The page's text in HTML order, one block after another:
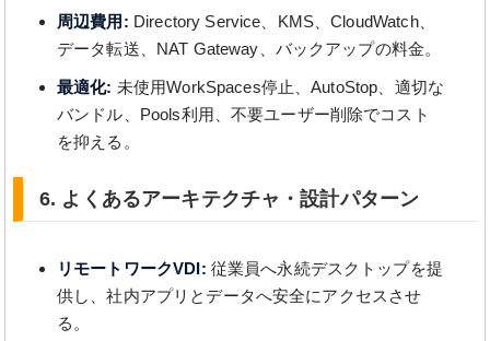
周辺費用: Directory Service、KMS、CloudWatch、
データ転送、NAT Gateway、バックアップの料金。
最適化: 未使用WorkSpaces停止、AutoStop、適切な
バンドル、Pools利用、不要ユーザー削除でコスト
を抑える。
6. よくあるアーキテクチャ・設計パターン
リモートワークVDI: 従業員へ永続デスクトップを提
供し、社内アプリとデータへ安全にアクセスさせ
る。